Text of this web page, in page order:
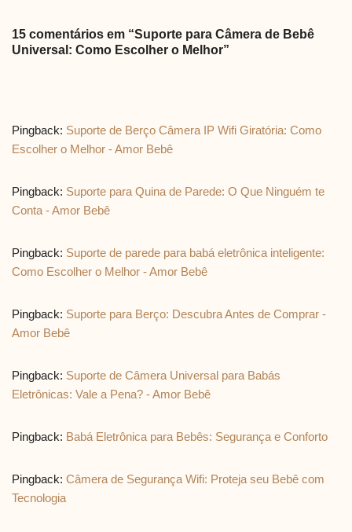
15 comentários em “Suporte para Câmera de Bebê
Universal: Como Escolher o Melhor”
Pingback: Suporte de Berço Câmera IP Wifi Giratória: Como
Escolher o Melhor - Amor Bebê
Pingback: Suporte para Quina de Parede: O Que Ninguém te
Conta - Amor Bebê
Pingback: Suporte de parede para babá eletrônica inteligente:
Como Escolher o Melhor - Amor Bebê
Pingback: Suporte para Berço: Descubra Antes de Comprar -
Amor Bebê
Pingback: Suporte de Câmera Universal para Babás
Eletrônicas: Vale a Pena? - Amor Bebê
Pingback: Babá Eletrônica para Bebês: Segurança e Conforto
Pingback: Câmera de Segurança Wifi: Proteja seu Bebê com
Tecnologia